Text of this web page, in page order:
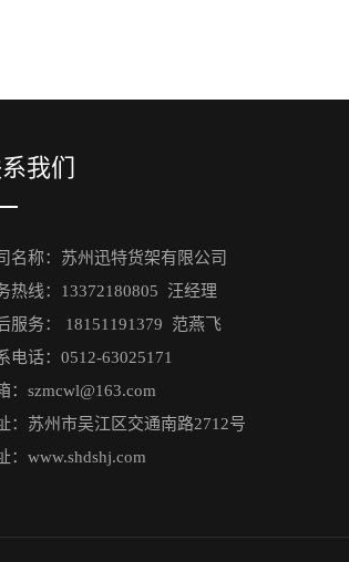
我们
名称：苏州迅特货架有限公司
热线：13372180805 汪经理
服务： 18151191379 范燕飞
电话：0512-63025171
：szmcwl@163.com
：苏州市吴江区交通南路2712号
：www.shdshj.com